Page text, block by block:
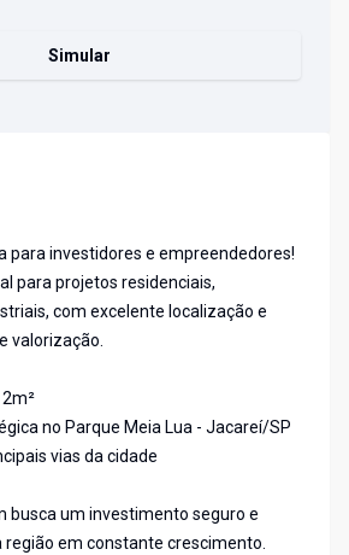
Simular
para investidores e empreendedores!
para projetos residenciais,
com excelente localização e
valorização.
no Parque Meia Lua - Jacareí/SP
vias da cidade
busca um investimento seguro e
em constante crescimento.